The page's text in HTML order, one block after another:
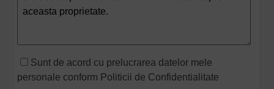
Sunt de acord cu prelucrarea datelor mele
personale conform Politicii de Confidentialitate